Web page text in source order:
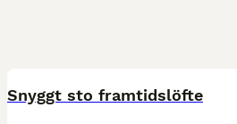
Snyggt sto framtidslöfte